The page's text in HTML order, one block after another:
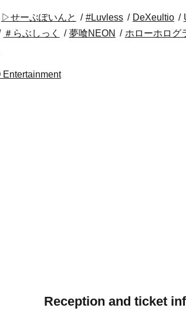
▷せーぶぽいんと #Luvless DeXeultio
＃らぶしっく 夢喰NEON ホローホログ
Entertainment
Reception and ticket